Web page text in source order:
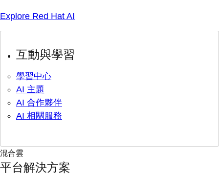
Explore Red Hat AI
互動與學習
學習中心
AI 主題
AI 合作夥伴
AI 相關服務
混合雲
平台解決方案